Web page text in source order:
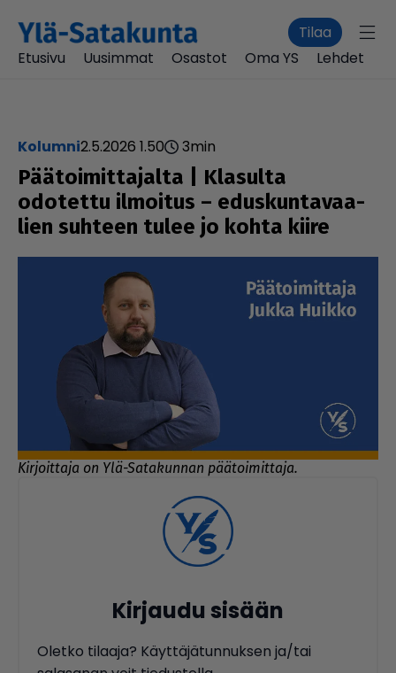
Tilaa
Etusivu
Uusimmat Osastot Oma YS Lehdet
kolumni2.5.2026 1.50 3min
Pää­toi­mit­ta­jalta | Klasulta
odotettu ilmoitus – edus­kun­ta­vaa­
lien suhteen tulee jo kohta kiire
Kirjoittaja on Ylä-Satakunnan päätoimittaja.
Kirjaudu sisään
Oletko tilaaja? Käyttäjätunnuksen ja/tai